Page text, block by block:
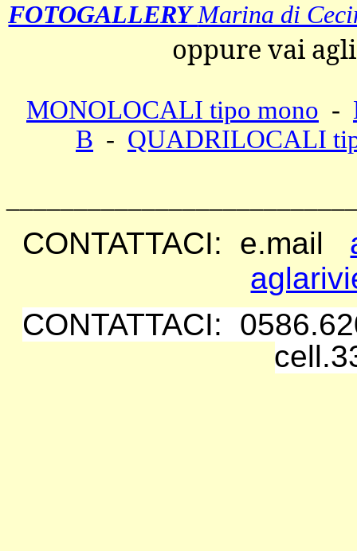
FOTOGALLERYMarina di
oppure vai
MONOLOCALI tipo mono -
B - QUADRILOCALI
CONTATTACI: e.mail
CONTATTACI: